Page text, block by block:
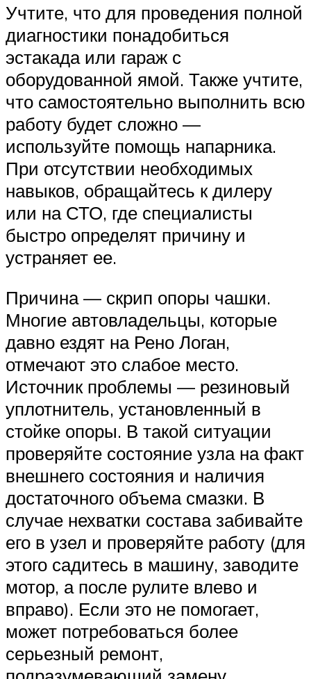
Учтите, что для проведения полной
диагностики понадобиться
эстакада или гараж с
оборудованной ямой. Также учтите,
что самостоятельно выполнить всю
работу будет сложно —
используйте помощь напарника.
При отсутствии необходимых
навыков, обращайтесь к дилеру
или на СТО, где специалисты
быстро определят причину и
устраняет ее.
Причина — скрип опоры чашки.
Многие автовладельцы, которые
давно ездят на Рено Логан,
отмечают это слабое место.
Источник проблемы — резиновый
уплотнитель, установленный в
стойке опоры. В такой ситуации
проверяйте состояние узла на факт
внешнего состояния и наличия
достаточного объема смазки. В
случае нехватки состава забивайте
его в узел и проверяйте работу (для
этого садитесь в машину, заводите
мотор, а после рулите влево и
вправо). Если это не помогает,
может потребоваться более
серьезный ремонт,